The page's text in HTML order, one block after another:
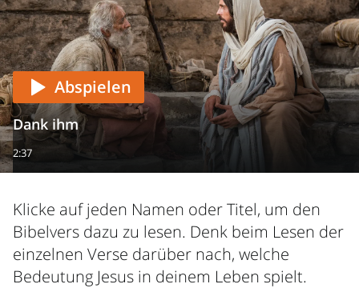
Abspielen
Dank ihm
2:37
Klicke auf jeden Namen oder Titel, um den
Bibelvers dazu zu lesen. Denk beim Lesen der
einzelnen Verse darüber nach, welche
Bedeutung Jesus in deinem Leben spielt.